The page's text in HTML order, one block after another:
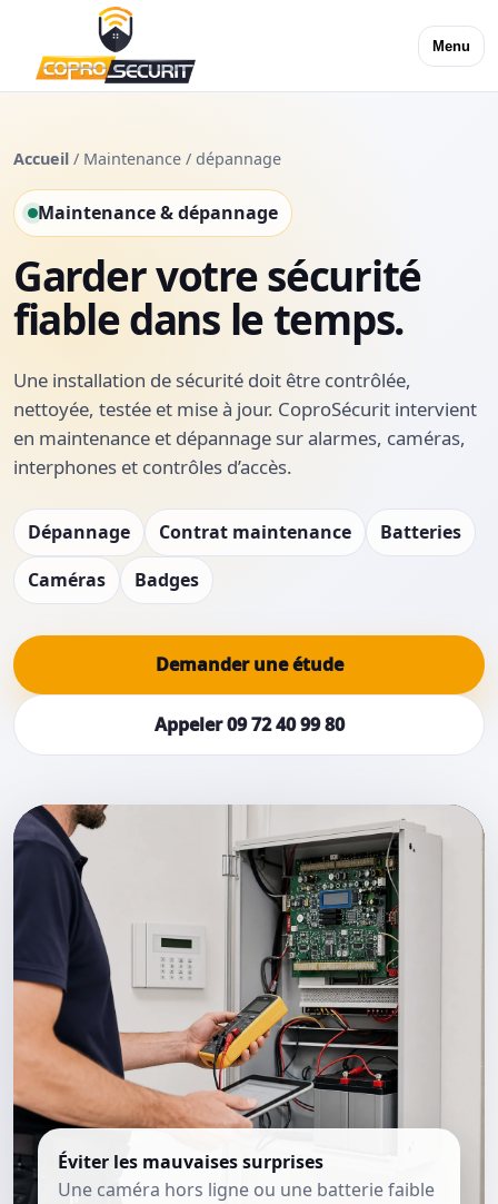
Menu
Accueil / Maintenance / dépannage
Maintenance & dépannage
Garder votre sécurité
fiable dans le temps.
Une installation de sécurité doit être contrôlée,
nettoyée, testée et mise à jour. CoproSécurit intervient
en maintenance et dépannage sur alarmes, caméras,
interphones et contrôles d’accès.
Dépannage Contrat maintenance
Batteries
Caméras
Badges
Demander une étude
Appeler 09 72 40 99 80
Éviter les mauvaises surprises
Une caméra hors ligne ou une batterie faible